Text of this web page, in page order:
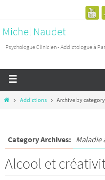
Michel Naudet
Psychologue Clinicien - Addictologue à
Addictions Archive by
Category Archives: Maladie
Alcool et